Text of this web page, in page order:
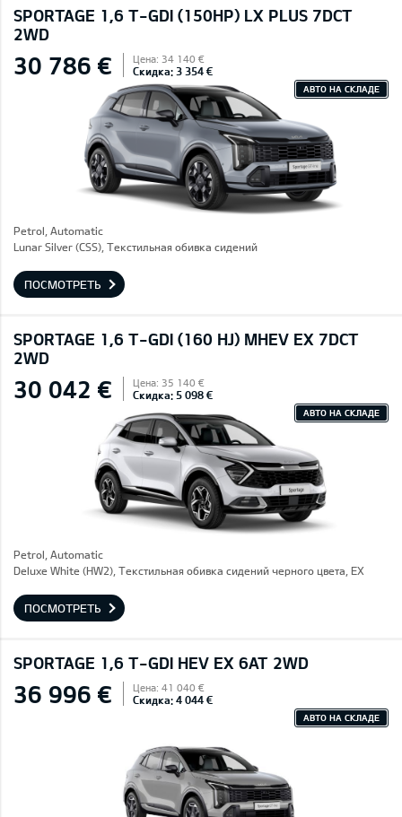
SPORTAGE 1,6 T-GDI (150HP) LX PLUS 7DCT
2WD
30 786 € Цена: 34 140 €
Скидка: 3 354 €
АВТО НА СКЛАДЕ
Petrol, Automatic
Lunar Silver (CSS), Текстильная обивка сидений
ПОСМОТРЕТЬ
SPORTAGE 1,6 T-GDI (160 HJ) MHEV EX 7DCT
2WD
30 042 € Цена: 35 140 €
Скидка: 5 098 €
АВТО НА СКЛАДЕ
Petrol, Automatic
Deluxe White (HW2), Текстильная обивка сидений черного цвета, EX
ПОСМОТРЕТЬ
SPORTAGE 1,6 T-GDI HEV EX 6AT 2WD
36 996 € Цена: 41 040 €
Скидка: 4 044 €
АВТО НА СКЛАДЕ